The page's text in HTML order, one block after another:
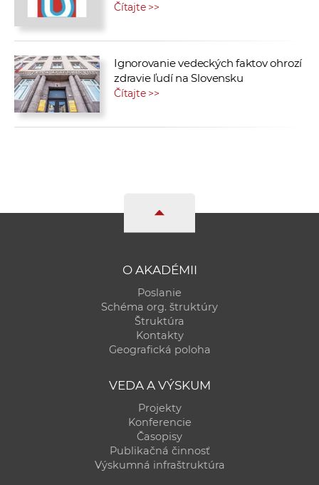
Čítajte >>
Ignorovanie vedeckých faktov ohrozí
zdravie ľudí na Slovensku
Čítajte >>
O AKADÉMII
Poslanie
Schéma org. štruktúry
Štruktúra
Kontakty
Geografická poloha
VEDA A VÝSKUM
Projekty
Konferencie
Časopisy
Publikačná činnosť
Výskumná infraštruktúra